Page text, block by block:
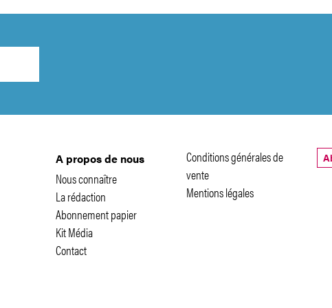
A propos de nous
Nous connaître
La rédaction
Abonnement papier
Kit Média
Contact
Conditions générales de
vente
Mentions légales